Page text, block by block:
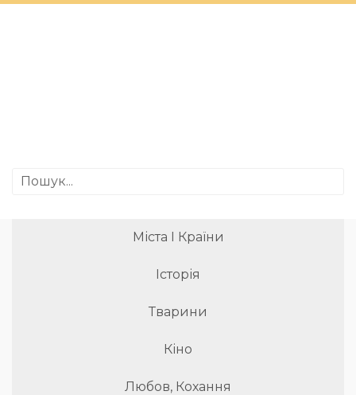
Міста І Країни
Історія
Тварини
Кіно
Любов, Кохання